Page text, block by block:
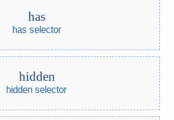
has
has selector
hidden
hidden selector